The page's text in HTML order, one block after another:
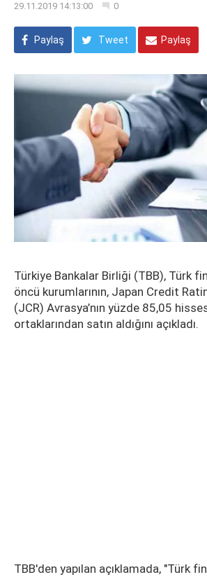
29.11.2019 14:13:00 0
Paylaş Tweet Paylaş
Türkiye Bankalar Birliği (TBB), Türk
öncü kurumlarının, Japan Credit
(JCR) Avrasya’nın yüzde 85,05
ortaklarından satın aldığını açıkladı.
TBB'den yapılan açıklamada, "Türk